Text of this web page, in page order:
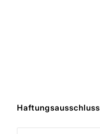
Haftungsausschluss